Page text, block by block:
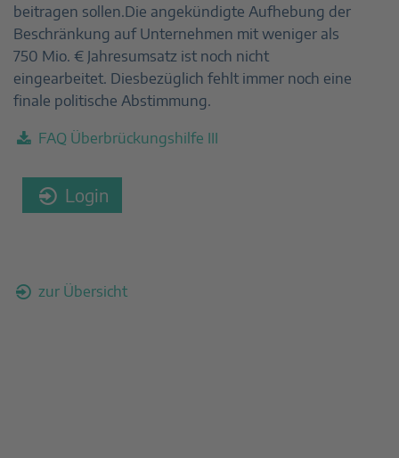
beitragen sollen.Die angekündigte Aufhebung der
Beschränkung auf Unternehmen mit weniger als
750 Mio. € Jahresumsatz ist noch nicht
eingearbeitet. Diesbezüglich fehlt immer noch eine
finale politische Abstimmung.
FAQ Überbrückungshilfe III
Login
zur Übersicht